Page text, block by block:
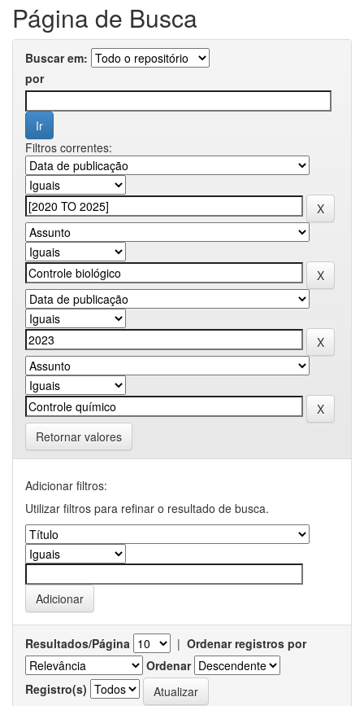
Página de Busca
Buscar em:
por
Filtros correntes:
Retornar valores
Adicionar filtros:
Utilizar filtros para refinar o resultado de busca.
Resultados/Página | Ordenar registros por
Ordenar
Registro(s)